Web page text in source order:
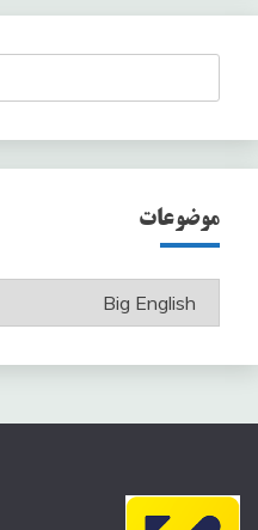
جستجو
موضوعات
موضوعات